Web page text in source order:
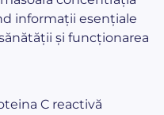
informații esențiale
și funcționarea
C reactivă